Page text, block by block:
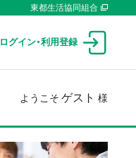
東都生活協同組合
ログイン・利用登録
ようこそ ゲスト 様